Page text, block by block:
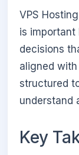
VPS
is important
decisions
aligned
structured
understand
Key